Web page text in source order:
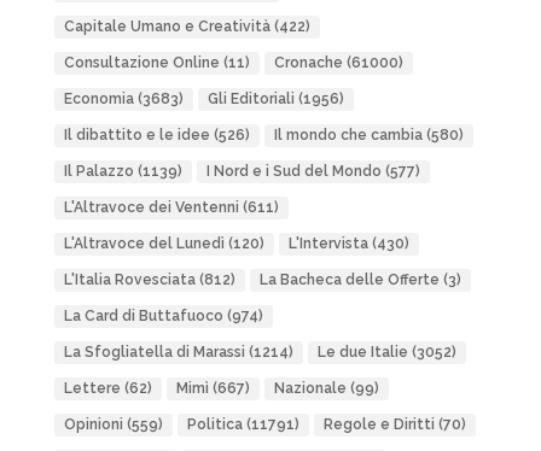
Capitale Umano e Creatività(422)
Consultazione Online (11) Cronache (61000)
Economia(3683) Gli Editoriali (1956)
Il dibattito e le idee (526) Il mondo che cambia(580)
Il Palazzo (1139) I Nord e i Sud del Mondo (577)
L'Altravoce dei Ventenni (611)
L'Altravoce del Lunedì (120) L'Intervista(430)
L'Italia Rovesciata(812) La Bacheca delle Offerte (3)
La Card di Buttafuoco (974)
La Sfogliatella di Marassi (1214) Le due Italie (3052)
Lettere (62) Mimì (667) Nazionale (99)
Opinioni (559) Politica(11791) Regole e Diritti (70)